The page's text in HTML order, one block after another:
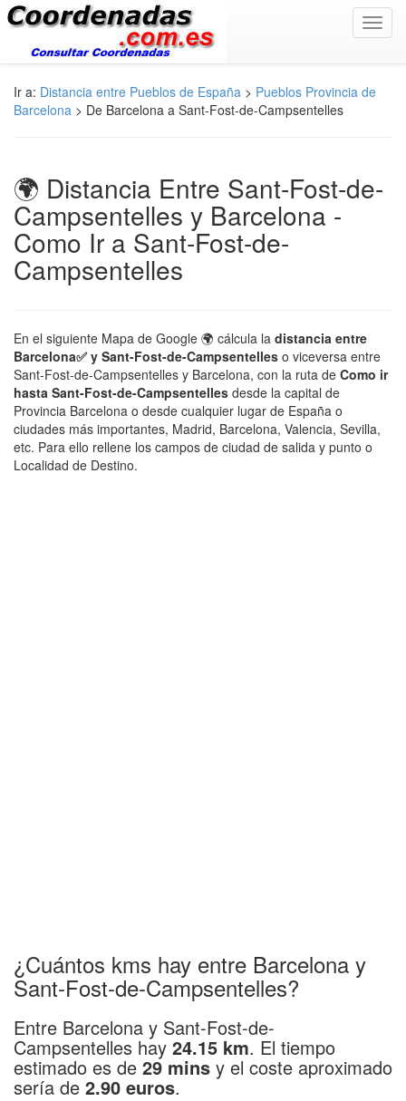
Ir a: Distancia entre Pueblos de España > Pueblos Provincia de
Barcelona > De Barcelona a Sant-Fost-de-Campsentelles
🌍 Distancia Entre Sant-Fost-de-
Campsentelles y Barcelona -
Como Ir a Sant-Fost-de-
Campsentelles
En el siguiente Mapa de Google 🌍 cálcula la distancia entre
Barcelona✅ y Sant-Fost-de-Campsentelles o viceversa entre
Sant-Fost-de-Campsentelles y Barcelona, con la ruta de Como ir
hasta Sant-Fost-de-Campsentelles desde la capital de
Provincia Barcelona o desde cualquier lugar de España o
ciudades más importantes, Madrid, Barcelona, Valencia, Sevilla,
etc. Para ello rellene los campos de ciudad de salida y punto o
Localidad de Destino.
¿Cuántos kms hay entre Barcelona y
Sant-Fost-de-Campsentelles?
Entre Barcelona y Sant-Fost-de-
Campsentelles hay 24.15 km. El tiempo
estimado es de 29 mins y el coste aproximado
sería de 2.90 euros.